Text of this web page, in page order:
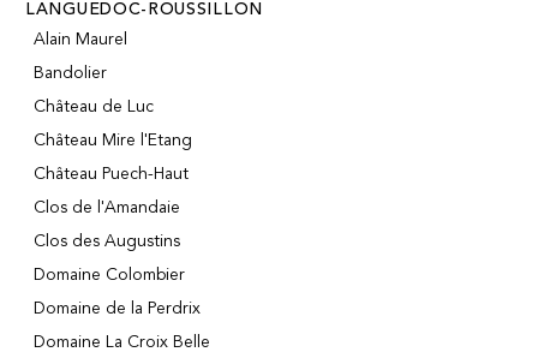
LANGUEDOC-ROUSSILLON
Alain Maurel
Bandolier
Château de Luc
Château Mire l'Etang
Château Puech-Haut
Clos de l'Amandaie
Clos des Augustins
Domaine Colombier
Domaine de la Perdrix
Domaine La Croix Belle